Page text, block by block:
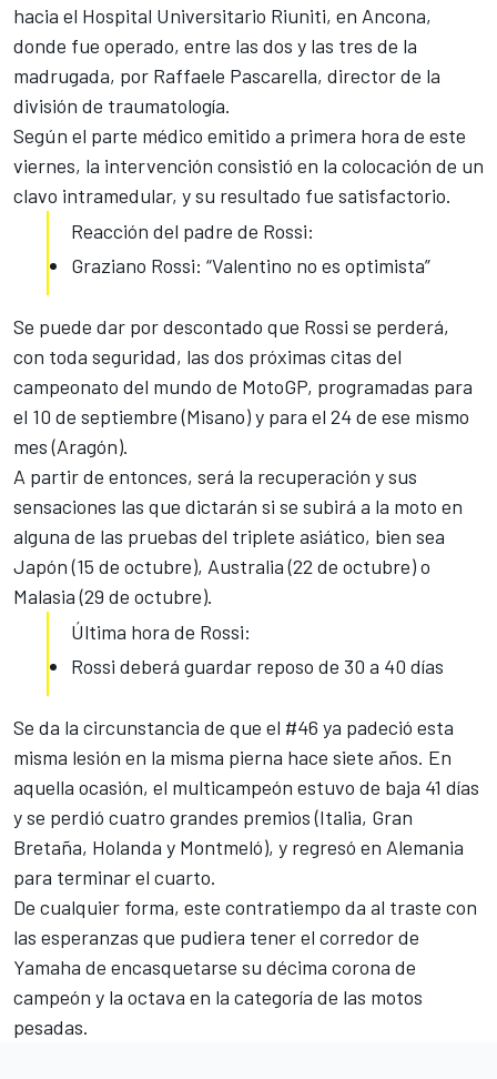
hacia el Hospital Universitario Riuniti, en Ancona,
donde fue operado, entre las dos y las tres de la
madrugada, por Raffaele Pascarella, director de la
división de traumatología.
Según el parte médico emitido a primera hora de este
viernes, la intervención consistió en la colocación de un
clavo intramedular, y su resultado fue satisfactorio.
Reacción del padre de Rossi:
Graziano Rossi: “Valentino no es optimista”
Se puede dar por descontado que Rossi se perderá,
con toda seguridad, las dos próximas citas del
campeonato del mundo de MotoGP, programadas para
el 10 de septiembre (Misano) y para el 24 de ese mismo
mes (Aragón).
A partir de entonces, será la recuperación y sus
sensaciones las que dictarán si se subirá a la moto en
alguna de las pruebas del triplete asiático, bien sea
Japón (15 de octubre), Australia (22 de octubre) o
Malasia (29 de octubre).
Última hora de Rossi:
Rossi deberá guardar reposo de 30 a 40 días
Se da la circunstancia de que el #46 ya padeció esta
misma lesión en la misma pierna hace siete años. En
aquella ocasión, el multicampeón estuvo de baja 41 días
y se perdió cuatro grandes premios (Italia, Gran
Bretaña, Holanda y Montmeló), y regresó en Alemania
para terminar el cuarto.
De cualquier forma, este contratiempo da al traste con
las esperanzas que pudiera tener el corredor de
Yamaha de encasquetarse su décima corona de
campeón y la octava en la categoría de las motos
pesadas.